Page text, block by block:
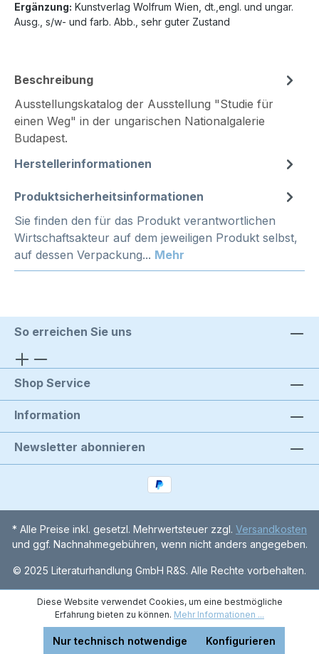
Ergänzung: Kunstverlag Wolfrum Wien, dt.,engl. und ungar.
Ausg., s/w- und farb. Abb., sehr guter Zustand
Beschreibung
Ausstellungskatalog der Ausstellung "Studie für
einen Weg" in der ungarischen Nationalgalerie
Budapest.
Herstellerinformationen
Produktsicherheitsinformationen
Sie finden den für das Produkt verantwortlichen
Wirtschaftsakteur auf dem jeweiligen Produkt selbst,
auf dessen Verpackung... Mehr
So erreichen Sie uns
Shop Service
Information
Newsletter abonnieren
* Alle Preise inkl. gesetzl. Mehrwertsteuer zzgl. Versandkosten
und ggf. Nachnahmegebühren, wenn nicht anders angegeben.
© 2025 Literaturhandlung GmbH R&S. Alle Rechte vorbehalten.
Diese Website verwendet Cookies, um eine bestmögliche
Erfahrung bieten zu können. Mehr Informationen ...
Nur technisch notwendige Konfigurieren